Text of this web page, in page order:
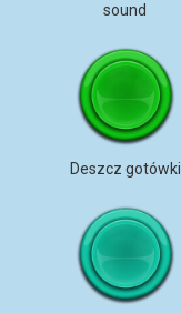
sound
Deszcz gotówki